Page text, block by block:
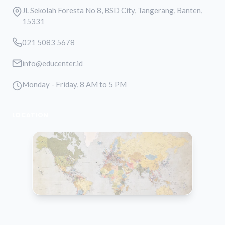
Jl. Sekolah Foresta No 8, BSD City, Tangerang, Banten,
15331
021 5083 5678
info@educenter.id
Monday - Friday, 8 AM to 5 PM